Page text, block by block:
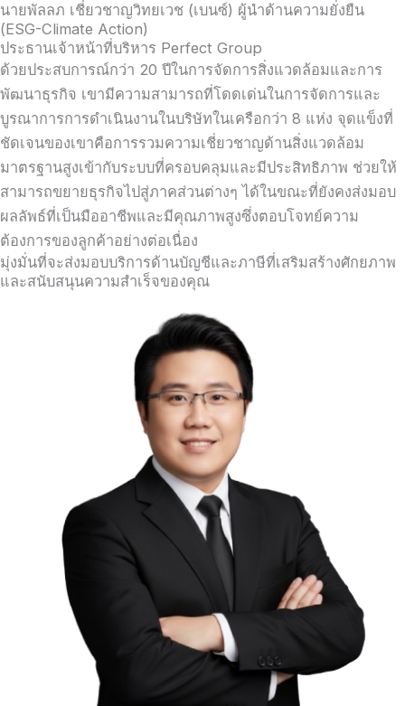
นายพัลลภ เชี่ยวชาญวิทยเวช (เบนซ์) ผู้นำด้านความยั่งยืน
(ESG-Climate Action)
ประธานเจ้าหน้าที่บริหาร Perfect Group
ด้วยประสบการณ์กว่า 20 ปีในการจัดการสิ่งแวดล้อมและการ
พัฒนาธุรกิจ เขามีความสามารถที่โดดเด่นในการจัดการและ
บูรณาการการดำเนินงานในบริษัทในเครือกว่า 8 แห่ง จุดแข็งที่
ชัดเจนของเขาคือการรวมความเชี่ยวชาญด้านสิ่งแวดล้อม
มาตรฐานสูงเข้ากับระบบที่ครอบคลุมและมีประสิทธิภาพ ช่วยให้
สามารถขยายธุรกิจไปสู่ภาคส่วนต่างๆ ได้ในขณะที่ยังคงส่งมอบ
ผลลัพธ์ที่เป็นมืออาชีพและมีคุณภาพสูงซึ่งตอบโจทย์ความ
ต้องการของลูกค้าอย่างต่อเนื่อง
มุ่งมั่นที่จะส่งมอบบริการด้านบัญชีและภาษีที่เสริมสร้างศักยภาพ
และสนับสนุนความสำเร็จของคุณ